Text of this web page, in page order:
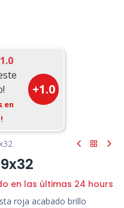
1.0
en
+1.0
en las últimas 24 hours
roja acabado brillo